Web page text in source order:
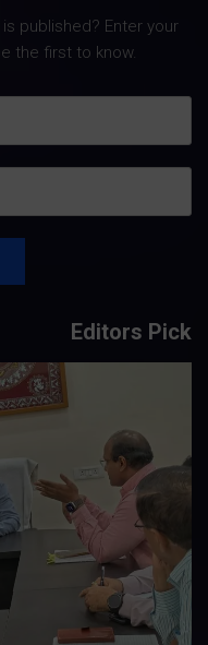
published? Enter your
the first to know.
Editors Pick